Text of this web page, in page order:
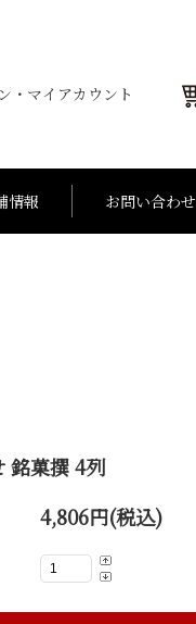
・マイアカウント
情報 お問い合わせ
銘菓撰 4列
4,806円(税込)